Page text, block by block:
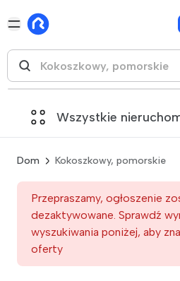
Wszystkie
Dom Kokoszkowy, pomorskie
Przepraszamy, ogłoszenie
dezaktywowane. Sprawdź
wyszukiwania poniżej, aby
oferty